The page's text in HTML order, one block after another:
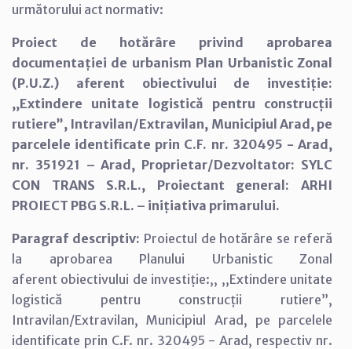
următorului act normativ:
Proiect de hotărâre privind aprobarea
documentației de urbanism Plan Urbanistic Zonal
(P.U.Z.) aferent obiectivului de investiție:
,,Extindere unitate logistică pentru construcții
rutiere”, Intravilan/Extravilan, Municipiul Arad, pe
parcelele identificate prin C.F. nr. 320495 - Arad,
nr. 351921 – Arad, Proprietar/Dezvoltator: SYLC
CON TRANS S.R.L., Proiectant general: ARHI
PROIECT PBG S.R.L. – inițiativa primarului.
Paragraf descriptiv: Proiectul de hotărâre se referă
la aprobarea Planului Urbanistic Zonal
aferent obiectivului de investiție:,, ,,Extindere unitate
logistică pentru construcții rutiere”,
Intravilan/Extravilan, Municipiul Arad, pe parcelele
identificate prin C.F. nr. 320495 - Arad, respectiv nr.